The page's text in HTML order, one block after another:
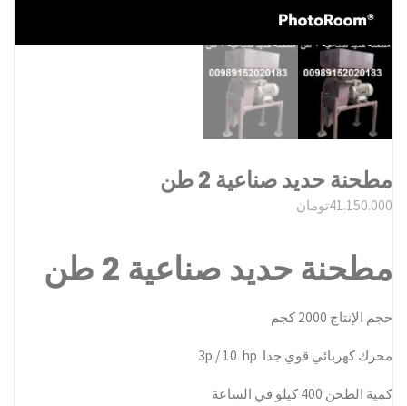
مطحنة حديد صناعية 2 طن
41.150.000تومان
مطحنة حديد صناعية 2 طن
حجم الإنتاج 2000 كجم
محرك كهربائي قوي جدا 3p / 10 hp
كمية الطحن 400 كيلو في الساعة